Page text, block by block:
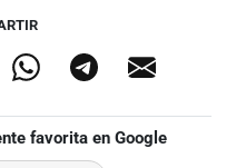
favorita en Google